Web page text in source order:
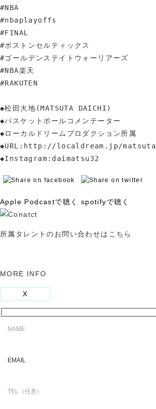
#NBA
#nbaplayoffs
#FINAL
#ボストンセルティックス
#ゴールデンステイトウォーリアーズ
#NBA楽天
#RAKUTEN
◆松田大地(MATSUTA DAICHI)
◆バスケットボールコメンテーター
◆ローカルドリームプロダクション所属
◆URL:http://localdream.jp/matsuta
◆Instagram:daimatsu32
Apple Podcastで聴く spotifyで聴く
所属タレントのお問い合わせはこちら
MORE INFO
X